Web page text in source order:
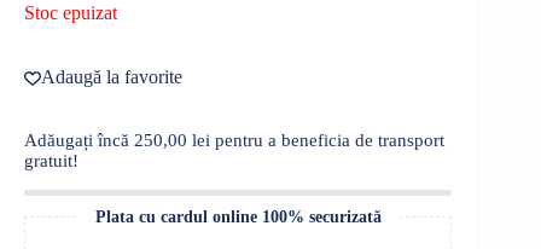
fost:
179,90 lei.
Stoc epuizat
Adaugă la favorite
Adăugați încă 250,00 lei pentru a beneficia de transport
gratuit!
Plata cu cardul online 100% securizată